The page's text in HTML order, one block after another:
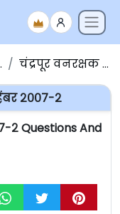
चंद्रपूर वनरक्षक परीक्षा नोव्हेंबर २००७-२
२००७-२
२ Questions And